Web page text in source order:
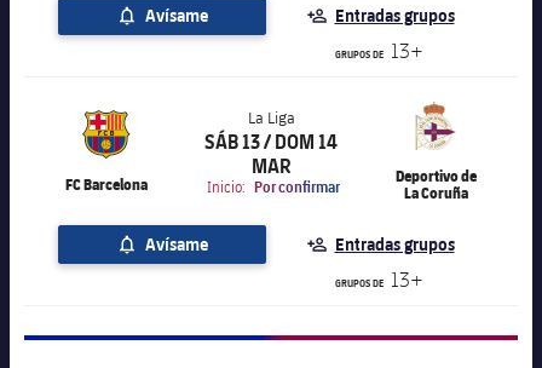
Avísame Entradas grupos
GRUPOS DE 13+
FC Barcelona
La Liga
La Liga
SÁB 13 / DOM 14
MAR
Inicio: Por confirmar
Deportivo de
La Coruña
label.aria.chevronright
Avísame Entradas grupos
GRUPOS DE 13+